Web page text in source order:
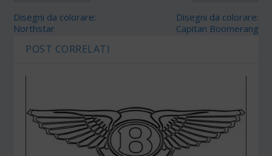
Disegni da colorare:
Northstar
Disegni da colorare:
Capitan Boomerang
POST CORRELATI